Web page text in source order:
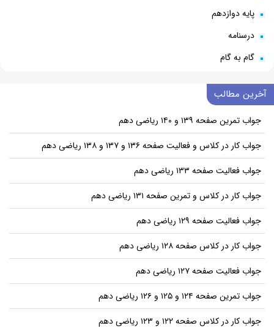
پایه دوازدهم
درسنامه
گام به گام
آخرین مطالب
جواب تمرین صفحه ۱۳۹ و ۱۴۰ ریاضی دهم
جواب کار در کلاس و فعالیت صفحه ۱۳۶ و ۱۳۷ و ۱۳۸ ریاضی دهم
جواب فعالیت صفحه ۱۳۳ ریاضی دهم
جواب کار در کلاس و تمرین صفحه ۱۳۱ ریاضی دهم
جواب فعالیت صفحه ۱۲۹ ریاضی دهم
جواب کار در کلاس صفحه ۱۲۸ ریاضی دهم
جواب فعالیت صفحه ۱۲۷ ریاضی دهم
جواب تمرین صفحه ۱۲۴ و ۱۲۵ و ۱۲۶ ریاضی دهم
جواب کار در کلاس صفحه ۱۲۲ و ۱۲۳ ریاضی دهم